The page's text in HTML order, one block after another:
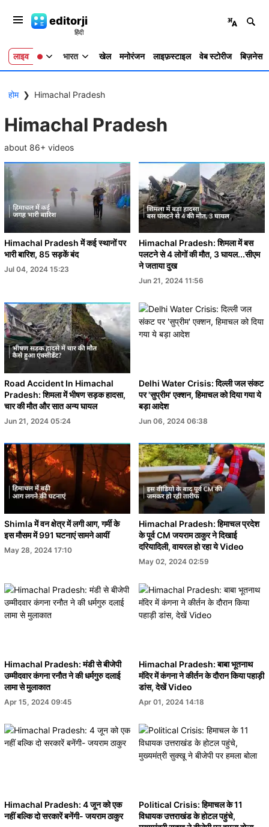
editorji
लाइव भारत खेल मनोरंजन लाइफ़स्टाइल वेब स्टोरीज बिज़नेस
होम ❯ Himachal Pradesh
Himachal Pradesh
about 86+ videos
Himachal Pradesh में कई स्थानों पर
भारी बारिश, 85 सड़कें बंद
Jul 04, 2024 15:23
Himachal Pradesh: शिमला में बस
पलटने से 4 लोगों की मौत, 3 घायल...सीएम
ने जताया दुख
Jun 21, 2024 11:56
Road Accident In Himachal
Pradesh: शिमला में भीषण सड़क हादसा,
चार की मौत और सात अन्य घायल
Jun 21, 2024 05:24
Delhi Water Crisis: दिल्ली जल संकट
पर 'सुप्रीम' एक्शन, हिमाचल को दिया गया ये
बड़ा आदेश
Jun 06, 2024 06:38
Shimla में वन क्षेत्र में लगी आग, गर्मी के
इस मौसम में 991 घटनाएं सामने आयीं
May 28, 2024 17:10
Himachal Pradesh: हिमाचल प्रदेश
के पूर्व CM जयराम ठाकुर ने दिखाई
दरियादिली, वायरल हो रहा ये Video
May 02, 2024 02:59
Himachal Pradesh: मंडी से बीजेपी
उम्मीदवार कंगना रनौत ने की धर्मगुरु दलाई
लामा से मुलाकात
Apr 15, 2024 09:45
Himachal Pradesh: बाबा भूतनाथ
मंदिर में कंगना ने कीर्तन के दौरान किया पहाड़ी
डांस, देखें Video
Apr 01, 2024 14:18
Himachal Pradesh: 4 जून को एक
नहीं बल्कि दो सरकारें बनेंगी- जयराम ठाकुर
Political Crisis: हिमाचल के 11
विधायक उत्तराखंड के होटल पहुंचे,